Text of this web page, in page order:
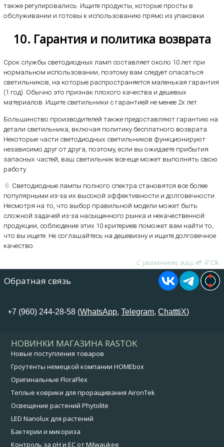
также регулировались. Ищите продукты, которые просты в
обслуживании и готовы к использованию прямо из упаковки.
10. Гарантия и политика возврата
Срок службы светодиодных ламп составляет около 10 лет при
нормальном использовании, поэтому вам следует опасаться
светильников, на которые распространяется маленькая гарантия
(1 год). Обычно это признак плохого качества и дешевых
материалов. Ищите светильники с гарантией не менее 2х лет.
Большинство производителей также предоставляют гарантию на
детали светильника, включая политику бесплатного возврата.
Некоторые части светодиодных светильников функционируют
независимо друг от друга, поэтому, если вы ожидаете прибытия
запасных частей, ваш светильник все еще может выполнять свою
работу.
📎 Светодиодные лампы полного спектра становятся все более
популярными из-за их высокой эффективности и долговечности.
Несмотря на то, что выбор правильной модели может быть
сложной задачей из-за насыщенного рынка и некачественной
продукции, соблюдение этих 10 критериев поможет вам найти то,
что вы ищете. Не соглашайтесь на дешевизну и ищите долговечное
качество.
С уважением, ваш 🌱 R`Ok.
Обратная связь
+7 (960) 244-28-58 (WhatsApp,Telegram,ChatttiX)
НОВИНКИ МАГАЗИНА RASTOK
Новые поступления товаров
Гроутенты немецкой компании HOMEbox
Оригинальные FloraFlex
Теплые коврики для проращивания AironTek
Освещение растений Phytolite
LED Nanolux для растений
Бактерии и микориза
Контроль за pH и EC от Milwaukee